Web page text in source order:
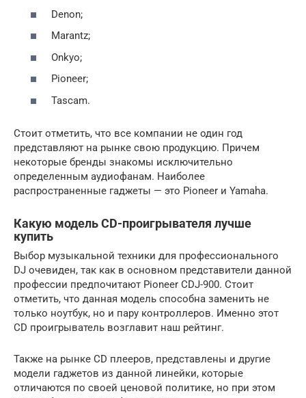
Denon;
Marantz;
Onkyo;
Pioneer;
Tascam.
Стоит отметить, что все компании не один год
представляют на рынке свою продукцию. Причем
некоторые бренды знакомы исключительно
определенным аудиофанам. Наиболее
распространенные гаджеты — это Pioneer и Yamaha.
Какую модель CD-проигрывателя лучше
купить
Выбор музыкальной техники для профессионального
DJ очевиден, так как в основном представители данной
профессии предпочитают Pioneer CDJ-900. Стоит
отметить, что данная модель способна заменить не
только ноутбук, но и пару контроллеров. Именно этот
CD проигрыватель возглавит наш рейтинг.
Также на рынке CD плееров, представлены и другие
модели гаджетов из данной линейки, которые
отличаются по своей ценовой политике, но при этом